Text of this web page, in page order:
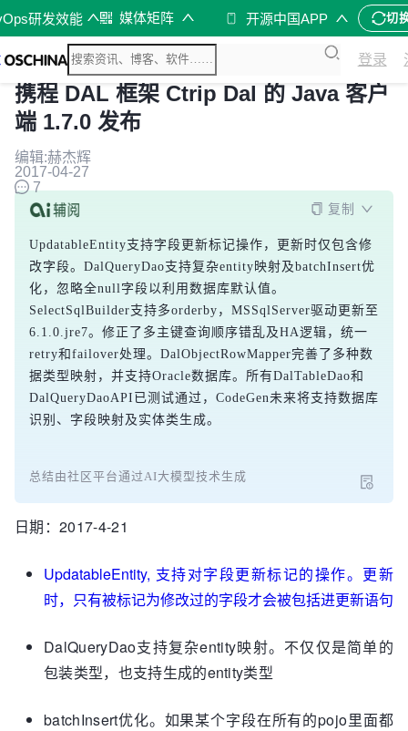
研发效能 媒体矩阵 开源中国APP 切
登录
携程 DAL 框架 Ctrip Dal 的 Java 客户
端 1.7.0 发布
编辑:赫杰辉
2017-04-27
7
复制
UpdatableEntity支持字段更新标记操作，更新时仅包含修
改字段。DalQueryDao支持复杂entity映射及batchInsert优
化，忽略全null字段以利用数据库默认值。
SelectSqlBuilder支持多orderby，MSSqlServer驱动更新至
6.1.0.jre7。修正了多主键查询顺序错乱及HA逻辑，统一
retry和failover处理。DalObjectRowMapper完善了多种数
据类型映射，并支持Oracle数据库。所有DalTableDao和
DalQueryDaoAPI已测试通过，CodeGen未来将支持数据库
识别、字段映射及实体类生成。
总结由社区平台通过AI大模型技术生成
日期：2017-4-21
UpdatableEntity, 支持对字段更新标记的操作。更新
时，只有被标记为修改过的字段才会被包括进更新语句
DalQueryDao支持复杂entity映射。不仅仅是简单的
包装类型，也支持生成的entity类型
batchInsert优化。如果某个字段在所有的pojo里面都